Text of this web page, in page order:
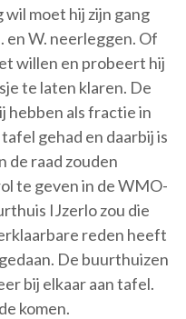
moet hij zijn gang
en W. neerleggen. Of
willen en probeert hij
te laten klaren. De
hebben als fractie in
gehad en daarbij is
de raad zouden
te geven in de WMO-
IJzerlo zou die
reden heeft
De buurthuizen
bij elkaar aan tafel.
komen.